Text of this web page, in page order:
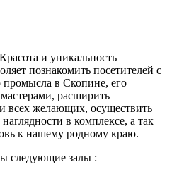
и уникальность
познакомить посетителей с
промысла в Скопине, его
расширить
всех желающих, осуществить
в комплексе, а так
к нашему родному краю.
следующие залы :